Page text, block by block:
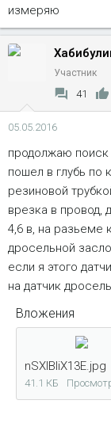
измеряю
Участник
41
05.05.2016
продолжаю поиск
пошел в глубь по
резиновой
врезка в провод,
4,6 в, на разьеме
дросельной
если я этого
на датчик
Вложения
nSXIBIiX13E.jpg
41.1 КБ